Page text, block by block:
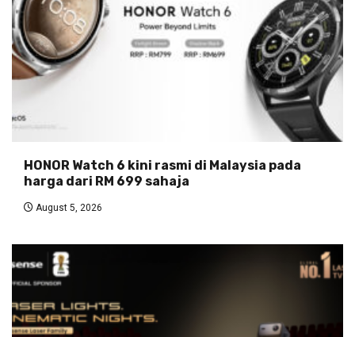
HONOR Watch 6 kini rasmi di Malaysia pada
harga dari RM 699 sahaja
August 5, 2026